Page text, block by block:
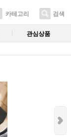
카테고리 검색
관심상품